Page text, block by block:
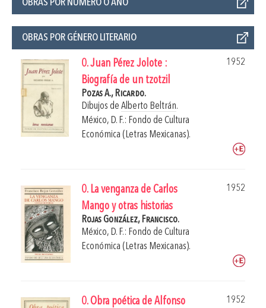
OBRAS POR GÉNERO LITERARIO
0. Juan Pérez Jolote :
Biografía de un tzotzil
1952
Pozas A., Ricardo.
Dibujos de Alberto Beltrán.
México, D. F.: Fondo de Cultura
Económica (Letras Mexicanas).
0. La venganza de Carlos
Mango y otras historias
1952
Rojas González, Francisco.
México, D. F.: Fondo de Cultura
Económica (Letras Mexicanas).
0. Obra poética de Alfonso
1952